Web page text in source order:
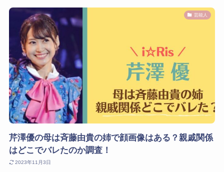
芸能人
芹澤優の母は斉藤由貴の姉で顔画像はある？親戚関係
はどこでバレたのか調査！
2023年11月3日